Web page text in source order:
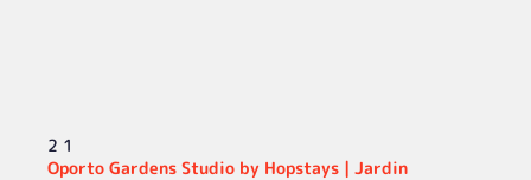
2 1
Oporto Gardens Studio by Hopstays | Jardin